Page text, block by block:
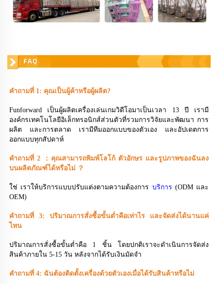
คำถามที่ 1: คุณเป็นผู้ค้าหรือผู้ผลิต?
Funforward เป็นผู้ผลิตเครื่องเล่นเกมวิดีโอมาเป็นเวลา 13 ปี เรามี
องค์กรเทคโนโลยีอิเล็กทรอนิกส์ส่วนตัวที่รวมการวิจัยและพัฒนา การ
ผลิต และการตลาด เรามีทีมออกแบบของตัวเอง และอัปเดตการ
ออกแบบทุกสัปดาห์
คำถามที่ 2 ： คุณสามารถพิมพ์โลโก้ ตัวอักษร และรูปภาพของฉันลง
บนผลิตภัณฑ์ได้หรือไม่ ？
ใช่ เราให้บริการแบบปรับแต่งตามความต้องการ บริการ (ODM และ
OEM)
คำถามที่ 3: ปริมาณการสั่งซื้อขั้นต่ำคือเท่าไร และจัดส่งได้นานแค่
ไหน
ปริมาณการสั่งซื้อขั้นต่ำคือ 1 ชิ้น โดยปกติเราจะดำเนินการจัดส่ง
สินค้าภายใน 5-15 วัน หลังจากได้รับเงินมัดจำ
คำถามที่ 4: ฉันต้องติดตั้งเครื่องด้วยตัวเองเมื่อได้รับสินค้าหรือไม่